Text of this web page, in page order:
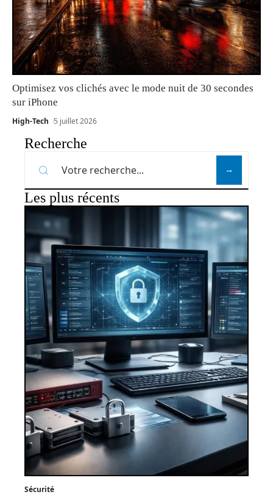
Optimisez vos clichés avec le mode nuit de 30 secondes
sur iPhone
High-Tech 5 juillet 2026
Recherche
Les plus récents
Sécurité